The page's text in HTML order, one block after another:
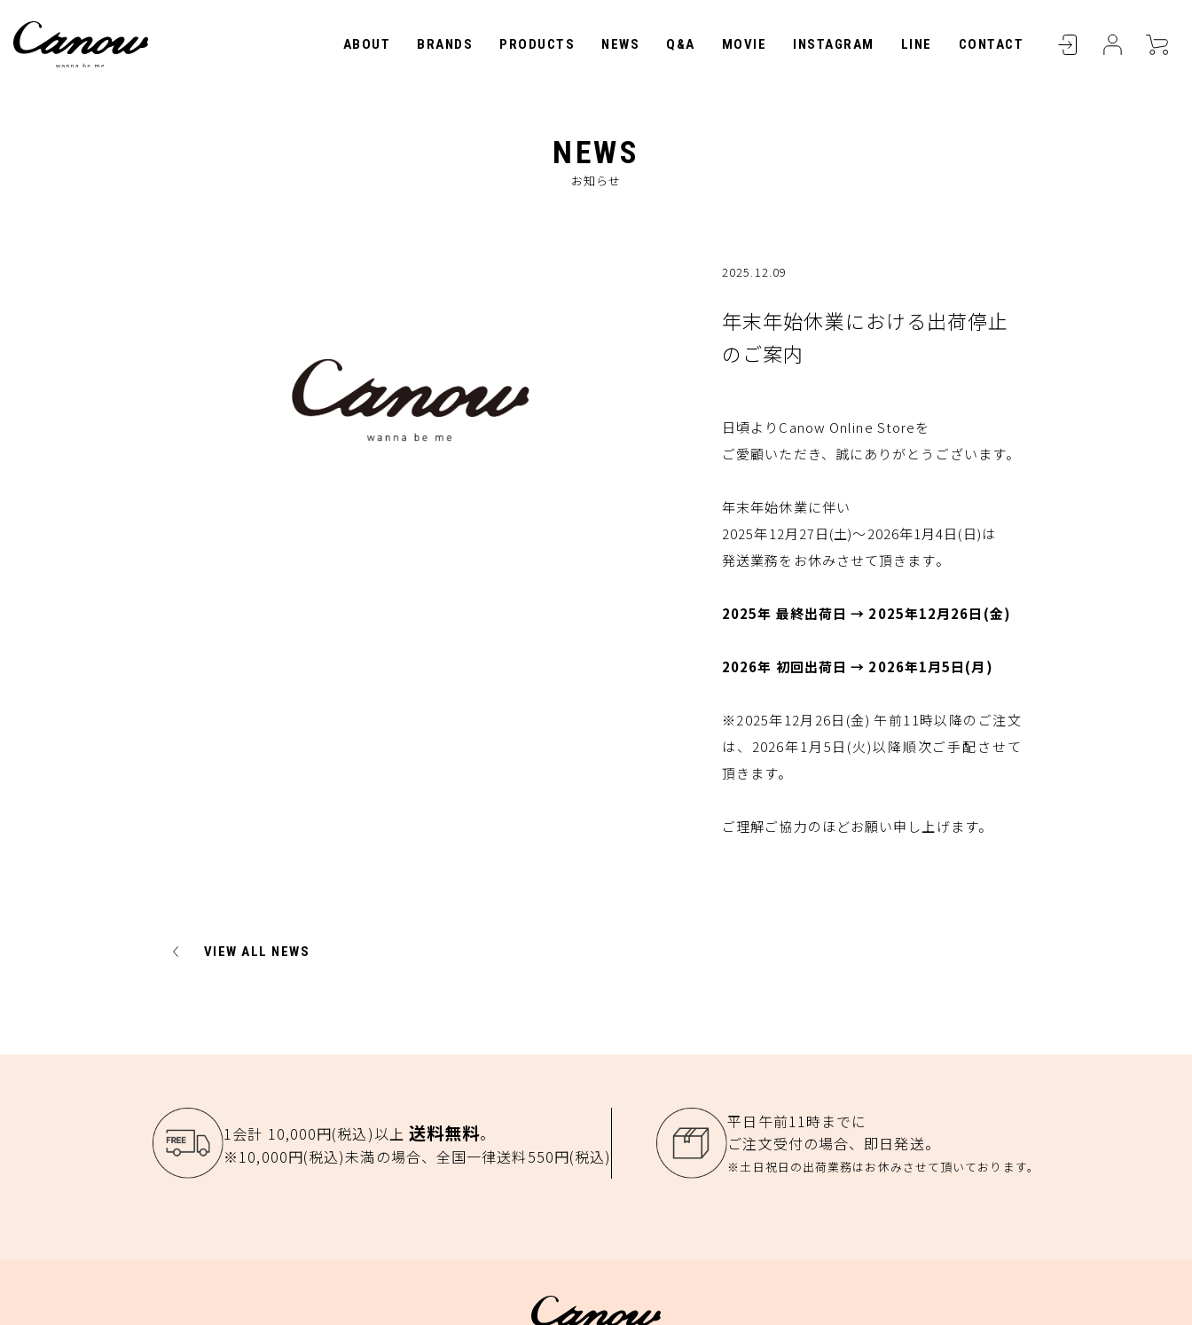
ABOUT BRANDS PRODUCTS NEWS Q&A MOVIE INSTAGRAM LINE CONTACT
NEWS
お知らせ
2025.12.09
年末年始休業における出荷停止
のご案内
日頃よりCanow Online Storeを
ご愛顧いただき、誠にありがとうございます。
年末年始休業に伴い
2025年12月27日(土)～2026年1月4日(日)は
発送業務をお休みさせて頂きます。
2025年 最終出荷日 → 2025年12月26日(金)
2026年 初回出荷日 → 2026年1月5日(月)
※2025年12月26日(金) 午前11時以降のご注文
は、2026年1月5日(火)以降順次ご手配させて
頂きます。
ご理解ご協力のほどお願い申し上げます。
VIEW ALL NEWS
1会計 10,000円(税込)以上 送料無料。
※10,000円(税込)未満の場合、全国一律送料550円(税込)
平日午前11時までに
ご注文受付の場合、即日発送。
※土日祝日の出荷業務はお休みさせて頂いております。